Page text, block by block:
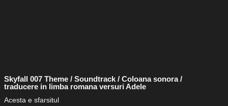
Skyfall 007 Theme / Soundtrack / Coloana sonora /
traducere in limba romana versuri Adele
Acesta e sfarsitul